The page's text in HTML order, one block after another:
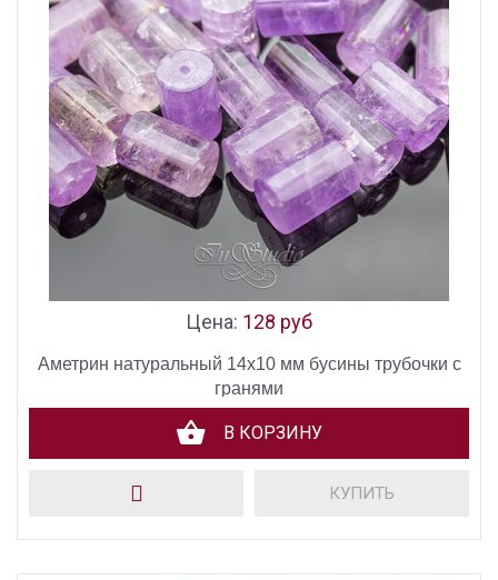
Цена: 128 руб
Аметрин натуральный 14х10 мм бусины трубочки с
гранями
В КОРЗИНУ
КУПИТЬ